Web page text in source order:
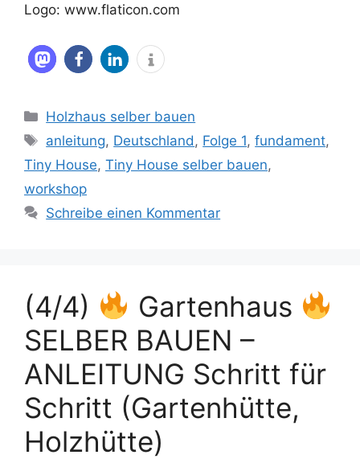
Logo: www.flaticon.com
Kategorien
Holzhaus selber bauen
Schlagwörter
anleitung, Deutschland , Folge 1,fundament,
Tiny House, Tiny House selber bauen,
workshop
Schreibe einen Kommentar
(4/4)
Gartenhaus
SELBER BAUEN –
ANLEITUNG Schritt für
Schritt (Gartenhütte,
Holzhütte)